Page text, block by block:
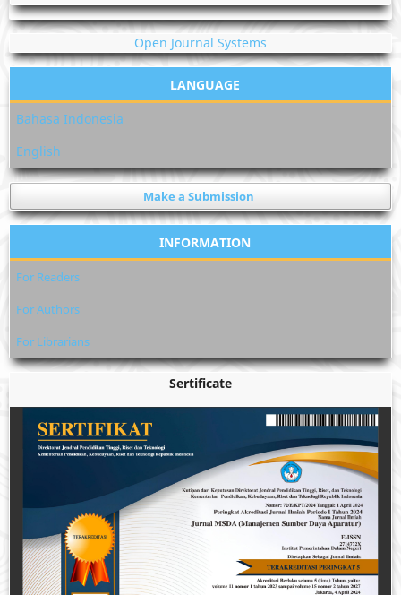
Open Journal Systems
LANGUAGE
Bahasa Indonesia
English
Make a Submission
INFORMATION
For Readers
For Authors
For Librarians
Sertificate